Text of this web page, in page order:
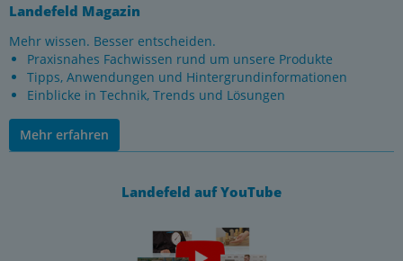
Landefeld Magazin
Mehr wissen. Besser entscheiden.
Praxisnahes Fachwissen rund um unsere Produkte
Tipps, Anwendungen und Hintergrundinformationen
Einblicke in Technik, Trends und Lösungen
Mehr erfahren
Landefeld auf YouTube